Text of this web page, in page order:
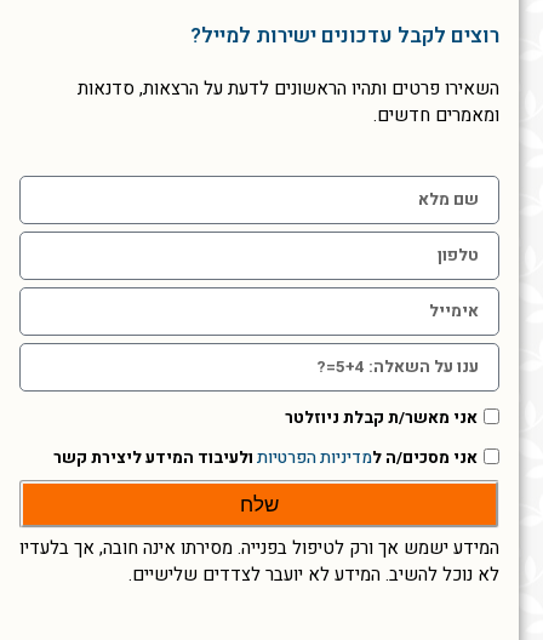
רוצים לקבל עדכונים ישירות למייל?
השאירו פרטים ותהיו הראשונים לדעת על הרצאות, סדנאות
ומאמרים חדשים.
אני מאשר/ת קבלת ניוזלטר
אני מסכים/ה למדיניות הפרטיות ולעיבוד המידע ליצירת קשר
שלח
המידע ישמש אך ורק לטיפול בפנייה. מסירתו אינה חובה, אך בלעדיו
לא נוכל להשיב. המידע לא יועבר לצדדים שלישיים.